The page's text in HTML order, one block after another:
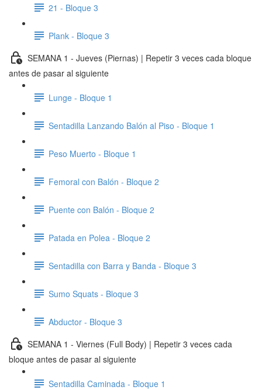
21 - Bloque 3
Plank - Bloque 3
SEMANA 1 - Jueves (Piernas) | Repetir 3 veces cada bloque
antes de pasar al siguiente
Lunge - Bloque 1
Sentadilla Lanzando Balón al Piso - Bloque 1
Peso Muerto - Bloque 1
Femoral con Balón - Bloque 2
Puente con Balón - Bloque 2
Patada en Polea - Bloque 2
Sentadilla con Barra y Banda - Bloque 3
Sumo Squats - Bloque 3
Abductor - Bloque 3
SEMANA 1 - Viernes (Full Body) | Repetir 3 veces cada
bloque antes de pasar al siguiente
Sentadilla Caminada - Bloque 1